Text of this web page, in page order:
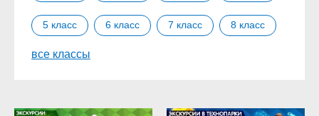
5 класс 6 класс 7 класс 8 класс
9 класс
все классы